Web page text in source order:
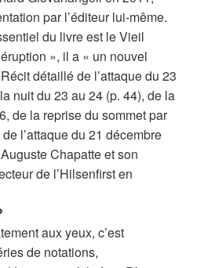
par l’éditeur lui-même.
du livre est le Vieil
», il a « un nouvel
détaillé de l’attaque du 23
nuit du 23 au 24 (p. 44), de la
de la reprise du sommet par
l’attaque du 21 décembre
Chapatte et son
de l’Hilsenfirst en
aux yeux, c’est
de notations,